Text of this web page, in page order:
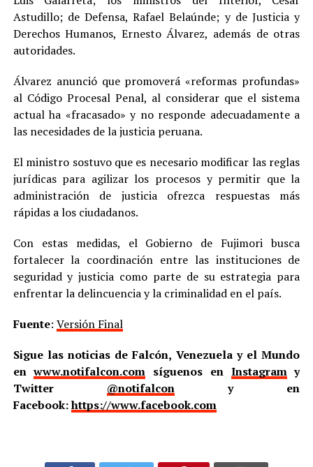
Astudillo; de Defensa, Rafael Belaúnde; y de Justicia y
Derechos Humanos, Ernesto Álvarez, además de otras
autoridades.
Álvarez anunció que promoverá «reformas profundas»
al Código Procesal Penal, al considerar que el sistema
actual ha «fracasado» y no responde adecuadamente a
las necesidades de la justicia peruana.
El ministro sostuvo que es necesario modificar las reglas
jurídicas para agilizar los procesos y permitir que la
administración de justicia ofrezca respuestas más
rápidas a los ciudadanos.
Con estas medidas, el Gobierno de Fujimori busca
fortalecer la coordinación entre las instituciones de
seguridad y justicia como parte de su estrategia para
enfrentar la delincuencia y la criminalidad en el país.
Fuente: Versión Final
Sigue las noticias de Falcón, Venezuela y el Mundo
enwww.notifalcon.com síguenos en Instagramy
Twitter @notifalcony en
Facebook:https://www.facebook.com